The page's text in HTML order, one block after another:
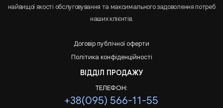
найвищої якості обслуговування та максимального задоволення потреб
наших клієнтів.
Договір публічної оферти
Політика конфіденційності
ВІДДІЛ ПРОДАЖУ
ТЕЛЕФОН:
+38(095) 566-11-55